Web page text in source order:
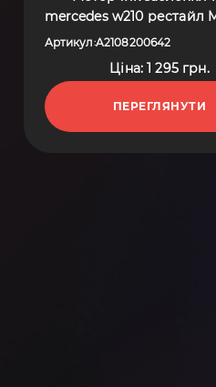
mercedes w210 рестайл
Benz E-Class W210
Артикул:A2108200642
Ціна: 1 295 грн.
ПЕРЕГЛЯНУТИ